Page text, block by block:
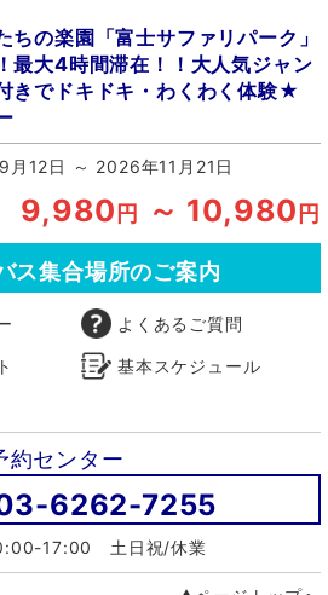
ちの楽園「富士サファリパーク」
最大4時間滞在！！大人気ジャン
きでドキドキ・わくわく体験★
月12日 ～ 2026年11月21日
9,980 円 ～ 10,980 円
ス集合場所のご案内
よくあるご質問
基本スケジュール
約センター
6262-7255
17:00 土日祝/休業